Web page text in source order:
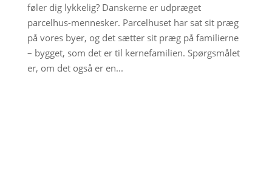
føler dig lykkelig? Danskerne er udpræget
parcelhus-mennesker. Parcelhuset har sat sit præg
på vores byer, og det sætter sit præg på familierne
– bygget, som det er til kernefamilien. Spørgsmålet
er, om det også er en...